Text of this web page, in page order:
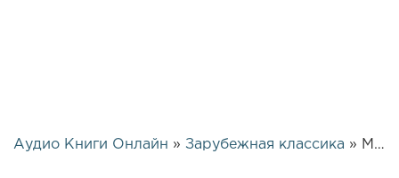
Аудио Книги Онлайн » Зарубежная классика » Мандельштам Осип – Поэзия | 26607